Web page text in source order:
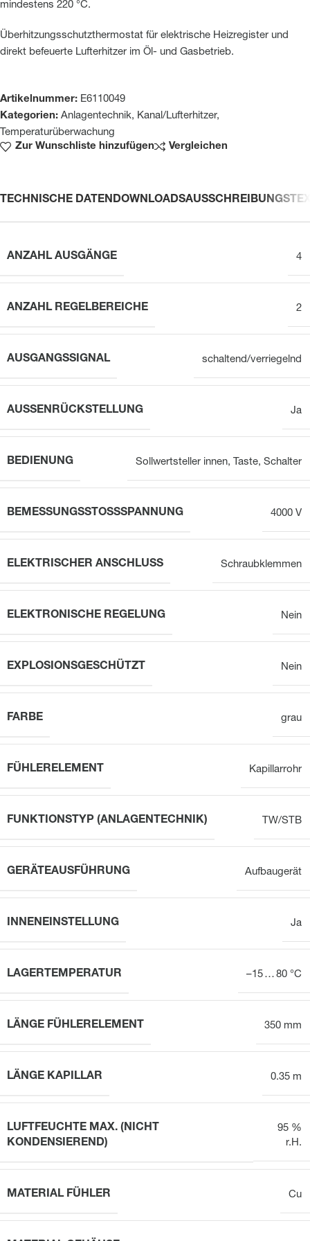
mindestens 220 °C.
Überhitzungsschutzthermostat für elektrische Heizregister und
direkt befeuerte Lufterhitzer im Öl- und Gasbetrieb.
Artikelnummer: E6110049
Kategorien: Anlagentechnik, Kanal/Lufterhitzer,
Temperaturüberwachung
Zur Wunschliste hinzufügen
Vergleichen
TECHNISCHE DATENDOWNLOADS
ANZAHL AUSGÄNGE 4
ANZAHL REGELBEREICHE 2
AUSGANGSSIGNAL schaltend/verriegelnd
AUSSENRÜCKSTELLUNG Ja
BEDIENUNG Sollwertsteller innen, Taste, Schalter
BEMESSUNGSSTOSSSPANNUNG 4000 V
ELEKTRISCHER ANSCHLUSS Schraubklemmen
ELEKTRONISCHE REGELUNG Nein
EXPLOSIONSGESCHÜTZT Nein
FARBE grau
FÜHLERELEMENT Kapillarrohr
FUNKTIONSTYP (ANLAGENTECHNIK) TW/STB
GERÄTEAUSFÜHRUNG Aufbaugerät
INNENEINSTELLUNG Ja
LAGERTEMPERATUR –15 … 80 °C
LÄNGE FÜHLERELEMENT 350 mm
LÄNGE KAPILLAR 0.35 m
LUFTFEUCHTE MAX. (NICHT
KONDENSIEREND)
95 %
r.H.
MATERIAL FÜHLER Cu